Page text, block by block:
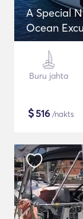
A Special
Ocean
Buru jahta
$516 /nakts